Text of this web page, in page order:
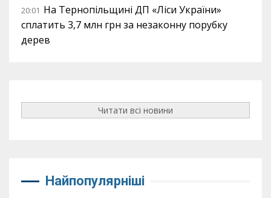
20:01 На Тернопільщині ДП «Ліси України»
сплатить 3,7 млн грн за незаконну порубку
дерев
Читати всі новини
Найпопулярніші